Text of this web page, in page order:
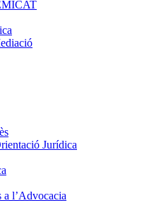
Jurídica
a l’Advocacia